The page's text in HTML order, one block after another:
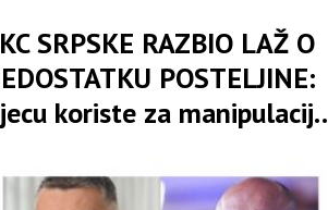
SRPSKE RAZBIO LAŽ O
POSTELJINE:
koriste za manipulaciju
skupljanje političkih
poena